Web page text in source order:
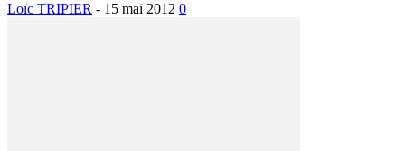
Loïc TRIPIER - 15 mai 2012 0